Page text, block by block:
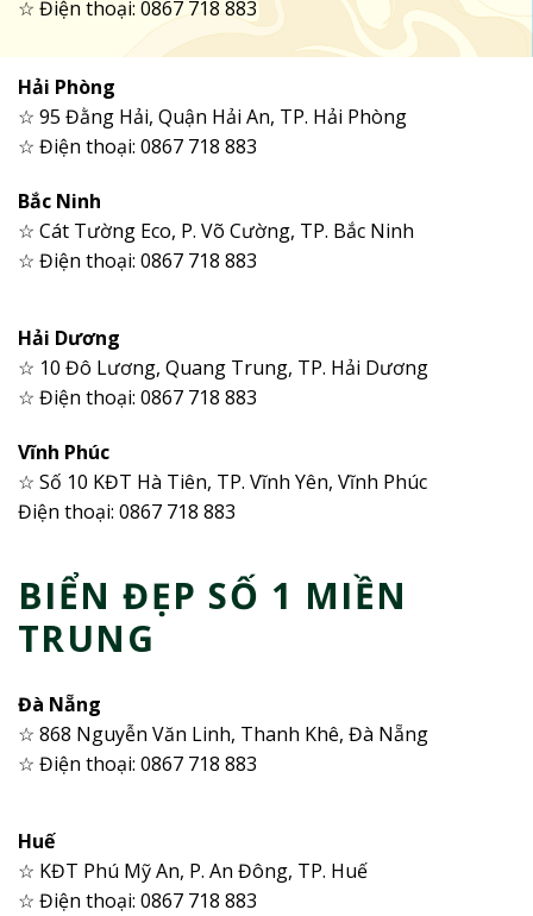
☆ Điện thoại: 0867 718 883
Hải Phòng
☆ 95 Đằng Hải, Quận Hải An, TP. Hải Phòng
☆ Điện thoại: 0867 718 883
Bắc Ninh
☆ Cát Tường Eco, P. Võ Cường, TP. Bắc Ninh
☆ Điện thoại: 0867 718 883
Hải Dương
☆ 10 Đô Lương, Quang Trung, TP. Hải Dương
☆ Điện thoại: 0867 718 883
Vĩnh Phúc
☆ Số 10 KĐT Hà Tiên, TP. Vĩnh Yên, Vĩnh Phúc
Điện thoại: 0867 718 883
BIỂN ĐẸP SỐ 1 MIỀN
TRUNG
Đà Nẵng
☆ 868 Nguyễn Văn Linh, Thanh Khê, Đà Nẵng
☆ Điện thoại: 0867 718 883
Huế
☆ KĐT Phú Mỹ An, P. An Đông, TP. Huế
☆ Điện thoại: 0867 718 883